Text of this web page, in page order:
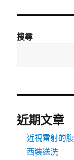
搜尋
近期文章
近視雷射的
西裝送洗